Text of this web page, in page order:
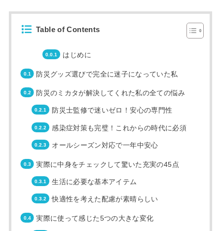
Table of Contents
はじめに
防災グッズ選びで完全に迷子になっていた私
防災のミカタが解決してくれた私の全ての悩み
防災士監修で迷いゼロ！安心の専門性
感染症対策も完璧！これからの時代に必須
オールシーズン対応で一年中安心
実際に中身をチェックして驚いた充実の45点
生活に必要な基本アイテム
快適性を考えた配慮が素晴らしい
実際に使って感じた5つの大きな変化